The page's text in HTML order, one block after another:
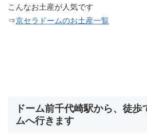
こんなお土産が人気です
⇒京セラドームのお土産一覧
ドーム前千代崎駅から、徒歩
ムへ行きます